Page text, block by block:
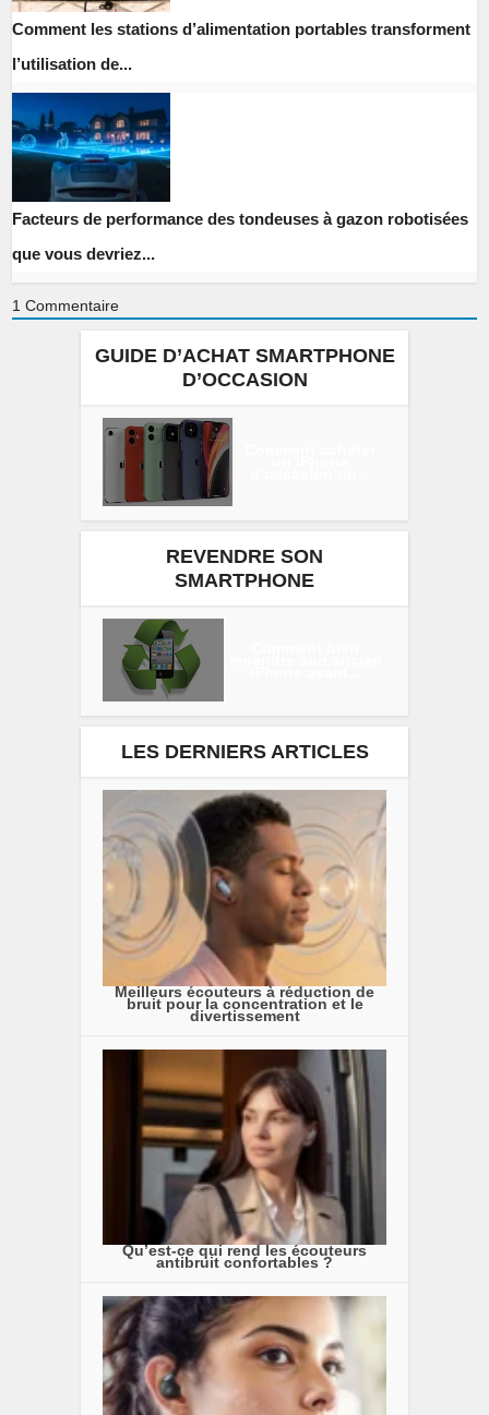
Comment les stations d’alimentation portables transforment
l’utilisation de...
Facteurs de performance des tondeuses à gazon robotisées
que vous devriez...
1 Commentaire
GUIDE D’ACHAT SMARTPHONE
D’OCCASION
REVENDRE SON
SMARTPHONE
LES DERNIERS ARTICLES
Meilleurs écouteurs à réduction de
bruit pour la concentration et le
divertissement
Qu’est-ce qui rend les écouteurs
antibruit confortables ?